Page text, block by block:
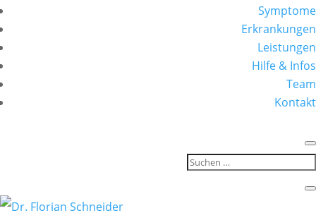
Symptome
Erkrankungen
Leistungen
Hilfe & Infos
Team
Kontakt